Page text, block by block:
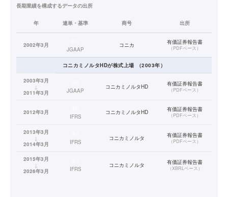
長期業績を構成するデータの出所
年 連単・基準 商号 出所
2002年3月
JGAAP
コニカ 有価証券報告書
（PDFベース）
コニカミノルタHDが株式上場 （2003年）
2003年3月
↓
2011年3月
JGAAP
コニカミノルタHD 有価証券報告書
（PDFベース）
2012年3月
IFRS
コニカミノルタHD 有価証券報告書
（PDFベース）
2013年3月
↓
2014年3月
IFRS
コニカミノルタ 有価証券報告書
（PDFベース）
2015年3月
↓
2026年3月
IFRS
コニカミノルタ 有価証券報告書
（XBRLベース）